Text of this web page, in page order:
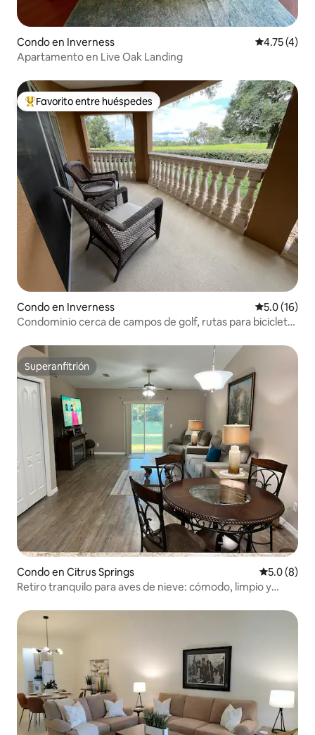
Condo en Inverness Calificación
4.75 (4)
Apartamento en Live Oak Landing
Favorito entre huéspedes preferido
Favorito entre huéspedes
Condo en Inverness Calificación
5.0 (16)
Condominio cerca de campos de golf, rutas para bicicletas
Superanfitrión
Superanfitrión
Condo en Citrus Springs
5.0 (8)
Retiro tranquilo para aves de nieve: cómodo, limpio y